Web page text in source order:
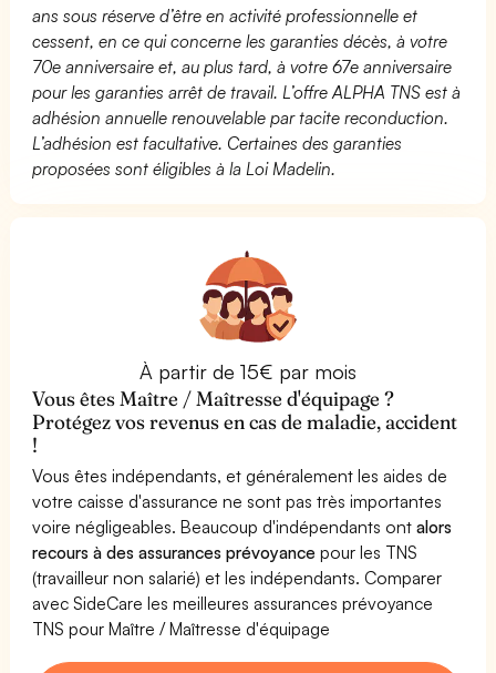
ans sous réserve d’être en activité professionnelle et
cessent, en ce qui concerne les garanties décès, à votre
70e anniversaire et, au plus tard, à votre 67e anniversaire
pour les garanties arrêt de travail. L’offre ALPHA TNS est à
adhésion annuelle renouvelable par tacite reconduction.
L’adhésion est facultative. Certaines des garanties
proposées sont éligibles à la Loi Madelin.
À partir de 15€ par mois
Vous êtes Maître / Maîtresse d'équipage ?
Protégez vos revenus en cas de maladie, accident
!
Vous êtes indépendants, et généralement les aides de
votre caisse d'assurance ne sont pas très importantes
voire négligeables. Beaucoup d'indépendants ontalors
recours à des assurances prévoyance pour les TNS
(travailleur non salarié) et les indépendants. Comparer
avec SideCare les meilleures assurances prévoyance
TNS pour Maître / Maîtresse d'équipage